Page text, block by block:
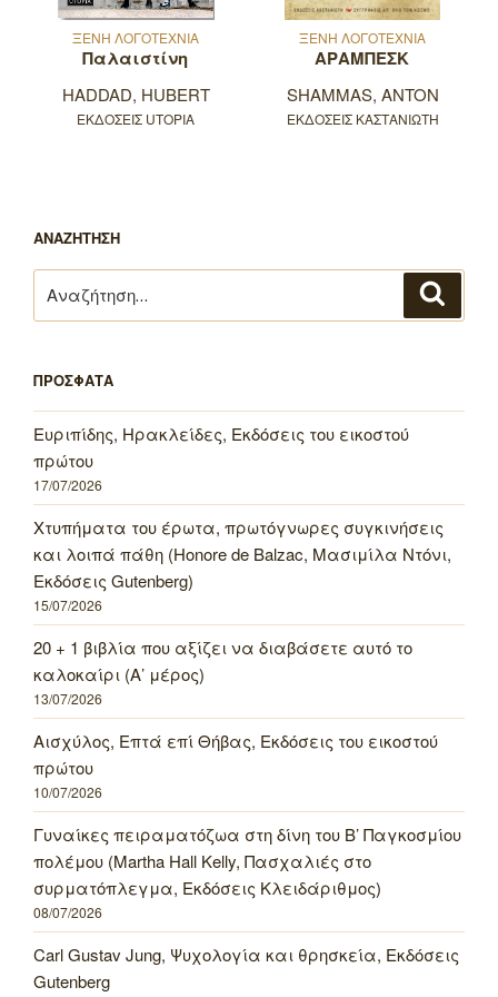
ΞΕΝΗ ΛΟΓΟΤΕΧΝΙΑ
Παλαιστίνη
HADDAD, HUBERT
ΕΚΔΟΣΕΙΣ UTOPIA
ΞΕΝΗ ΛΟΓΟΤΕΧΝΙΑ
ΑΡΑΜΠΕΣΚ
SHAMMAS, ANTON
ΕΚΔΟΣΕΙΣ ΚΑΣΤΑΝΙΩΤΗ
ΑΝΑΖΗΤΗΣΗ
για:
ΠΡΟΣΦΑΤΑ
Ευριπίδης, Ηρακλείδες, Εκδόσεις του εικοστού
πρώτου
17/07/2026
Χτυπήματα του έρωτα, πρωτόγνωρες συγκινήσεις
και λοιπά πάθη (Honore de Balzac, Μασιμίλα Ντόνι,
Εκδόσεις Gutenberg)
15/07/2026
20 + 1 βιβλία που αξίζει να διαβάσετε αυτό το
καλοκαίρι (Α’ μέρος)
13/07/2026
Αισχύλος, Επτά επί Θήβας, Εκδόσεις του εικοστού
πρώτου
10/07/2026
Γυναίκες πειραματόζωα στη δίνη του Β’ Παγκοσμίου
πολέμου (Martha Hall Kelly, Πασχαλιές στο
συρματόπλεγμα, Εκδόσεις Κλειδάριθμος)
08/07/2026
Carl Gustav Jung, Ψυχολογία και θρησκεία, Εκδόσεις
Gutenberg